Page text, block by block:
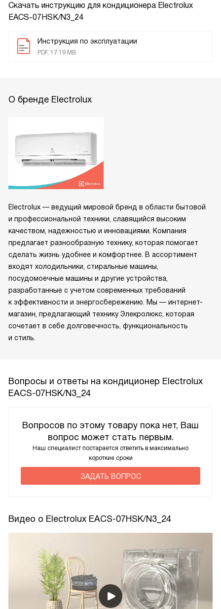
Скачать инструкцию для кондиционера Electrolux
EACS-07HSK/N3_24
Инструкция по эксплуатации
PDF, 17.19 MB
О бренде Electrolux
Electrolux — ведущий мировой бренд в области бытовой
и профессиональной техники, славящийся высоким
качеством, надежностью и инновациями. Компания
предлагает разнообразную технику, которая помогает
сделать жизнь удобнее и комфортнее. В ассортимент
входят холодильники, стиральные машины,
посудомоечные машины и другие устройства,
разработанные с учетом современных требований
к эффективности и энергосбережению. Мы — интернет-
магазин, предлагающий технику Элекролюкс, которая
сочетает в себе долговечность, функциональность
и стиль.
Вопросы и ответы на кондиционер Electrolux
EACS-07HSK/N3_24
Вопросов по этому товару пока нет, Ваш
вопрос может стать первым.
Наш специалист постарается ответить в максимально
короткие сроки
ЗАДАТЬ ВОПРОС
Видео о Electrolux EACS-07HSK/N3_24